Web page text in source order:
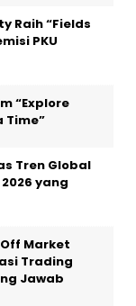
Raih “Fields
PKU
“Explore
Time”
Tren Global
yang
Market
Trading
Jawab